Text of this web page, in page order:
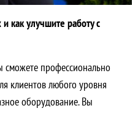
как улучшите работу с
сможете профессионально
клиентов любого уровня
оборудование. Вы